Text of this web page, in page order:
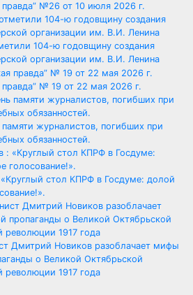
правда” №26 от 10 июля 2026 г.
104-ю годовщину создания
организации им. В.И. Ленина
правда” № 19 от 22 мая 2026 г.
памяти журналистов, погибших при
обязанностей.
стол КПРФ в Госдуме: долой
Дмитрий Новиков разоблачает мифы
о Великой Октябрьской
революции 1917 года